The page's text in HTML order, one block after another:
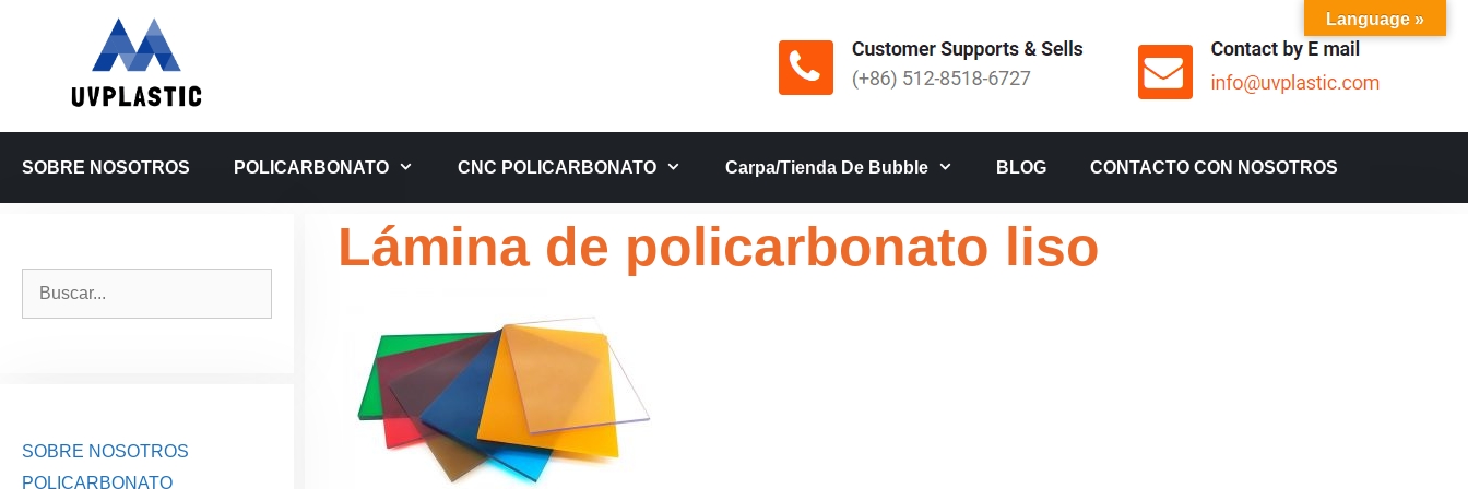
SOBRE NOSOTROS POLICARBONATO CNC POLICARBONATO Carpa/tienda De Bubble BLOG CONTACTO CON NOSOTROS
Lámina de policarbonato liso
SOBRE NOSOTROS
POLICARBONATO
Language »